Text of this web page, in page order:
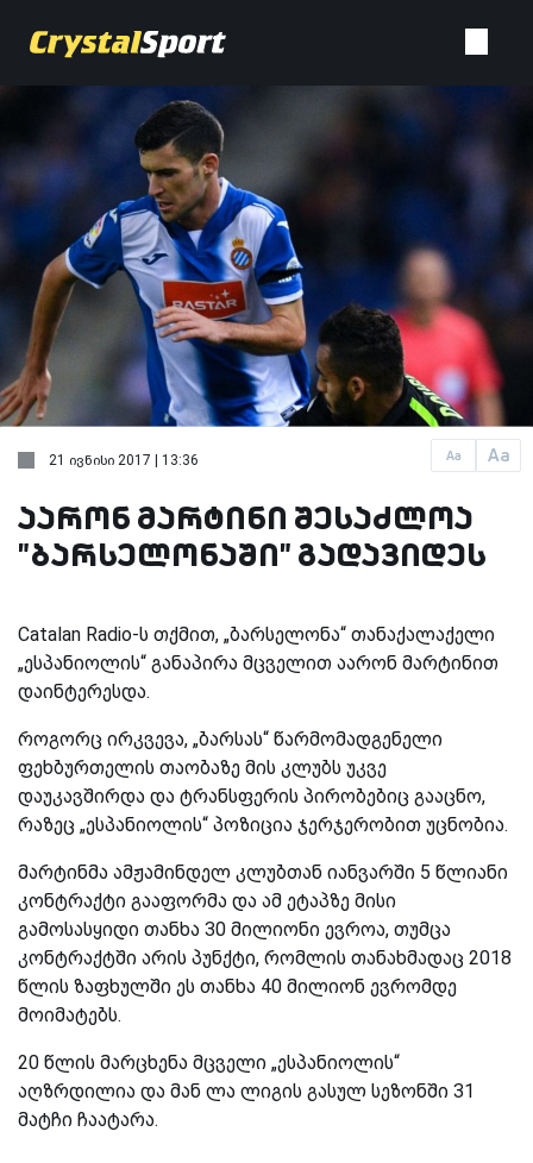
Aa Aa
21 ივნისი 2017 | 13:36
აარონ მარტინი შესაძლოა
"ბარსელონაში" გადავიდეს
Catalan Radio-ს თქმით, „ბარსელონა“ თანაქალაქელი
„ესპანიოლის“ განაპირა მცველით აარონ მარტინით
დაინტერესდა.
როგორც ირკვევა, „ბარსას“ წარმომადგენელი
ფეხბურთელის თაობაზე მის კლუბს უკვე
დაუკავშირდა და ტრანსფერის პირობებიც გააცნო,
რაზეც „ესპანიოლის“ პოზიცია ჯერჯერობით უცნობია.
მარტინმა ამჟამინდელ კლუბთან იანვარში 5 წლიანი
კონტრაქტი გააფორმა და ამ ეტაპზე მისი
გამოსასყიდი თანხა 30 მილიონი ევროა, თუმცა
კონტრაქტში არის პუნქტი, რომლის თანახმადაც 2018
წლის ზაფხულში ეს თანხა 40 მილიონ ევრომდე
მოიმატებს.
20 წლის მარცხენა მცველი „ესპანიოლის“
აღზრდილია და მან ლა ლიგის გასულ სეზონში 31
მატჩი ჩაატარა.